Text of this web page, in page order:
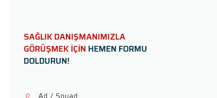
SAĞLIK DANIŞMANIMIZLA
GÖRÜŞMEK İÇİN HEMEN FORMU
DOLDURUN!